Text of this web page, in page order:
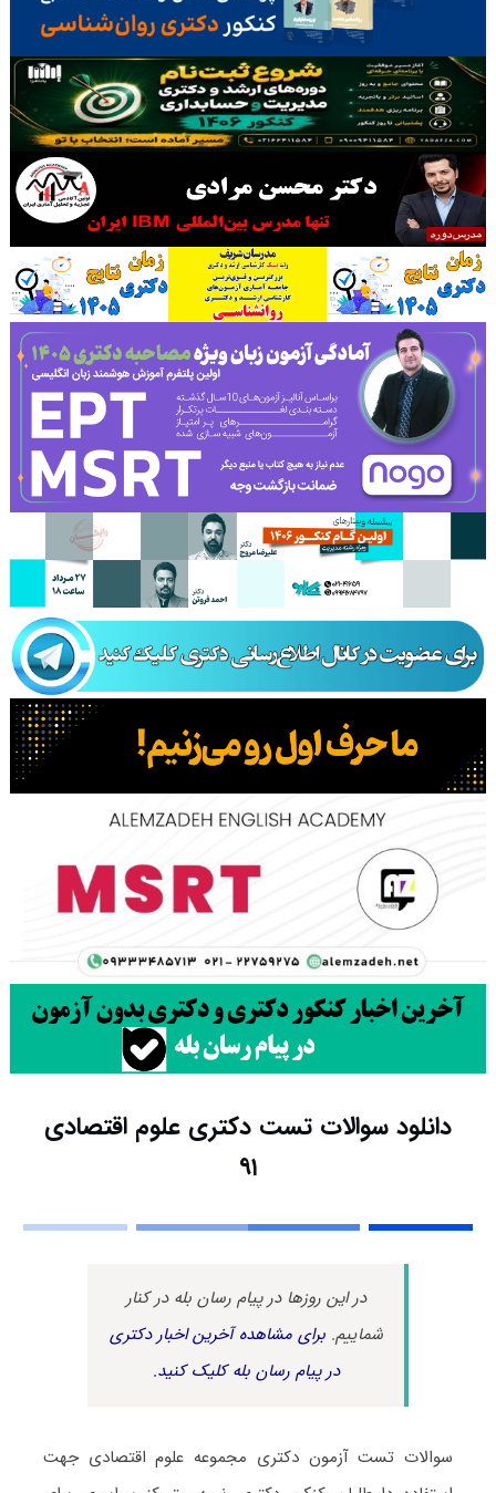
دانلود سوالات تست دکتری علوم اقتصادی
۹۱
در این روزها در پیام رسان بله در کنار
شماییم.برای مشاهده آخرین اخبار دکتری
در پیام رسان بله کلیک کنید.
سوالات تست آزمون دکتری مجموعه علوم اقتصادی جهت